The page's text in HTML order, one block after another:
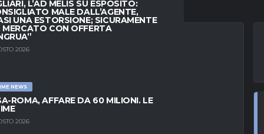
L’AD MELIS SU ESPOSITO:
MALE DALL’AGENTE,
UNA ESTORSIONE; SICURAMENTE
MERCATO CON OFFERTA
2026
NEWS
ROMA, AFFARE DA 60 MILIONI. LE
2026
O
GUARDIOLA